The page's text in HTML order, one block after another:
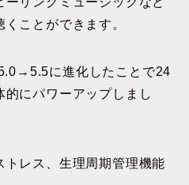
ことができます。
に進化したことで24
にパワーアップしまし
トレス、生理周期管理機能